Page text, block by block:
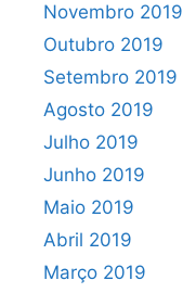
Novembro 2019
Outubro 2019
Setembro 2019
Agosto 2019
Julho 2019
Junho 2019
Maio 2019
Abril 2019
Março 2019